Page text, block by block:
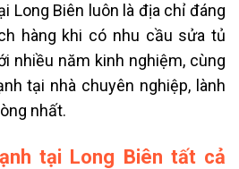
Long Biên luôn là địa chỉ đáng
hàng khi có nhu cầu sửa tủ
nhiều năm kinh nghiệm, cùng
tại nhà chuyên nghiệp, lành
nhất.
tại Long Biên tất cả